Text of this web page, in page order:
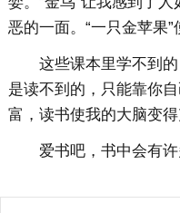
恶的一面。“一只金苹
这些课本里学不到
是读不到的，只能靠你
富，读书使我的大脑变得
爱书吧，书中会有许